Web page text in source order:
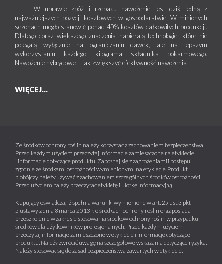
W uprawie zbóż i rzepaku nawożenie jest dziś jedną z
najważniejszych pozycji kosztowych w gospodarstwie. W minionych
sezonach mogło stanowić ponad 40% kosztów całkowitych produkcji.
Dlatego coraz większego znaczenia nabierają technologie, które nie
polegają wyłącznie na ograniczaniu dawek, ale na lepszym
wykorzystaniu każdego kilograma składnika pokarmowego.
Nawożenie hybrydowe – jak zwiększyć efektywność nawożenia
WIĘCEJ...
Ze środków ochrony roślin należy korzystać z zachowaniem bezpieczeństwa.
Przed każdym użyciem przeczytaj informacje zamieszczone na etykiecie
i informacje dotyczące produktu. Zapoznaj się z zagrożeniami i postępuj
zgodnie ze środkami ostrożności wymienionymi na etykiecie. Produkt
biobójczy należy używać z zachowaniem szczególnych środków ostrożności.
Przed użyciem należy przeczytać etykietę i ulotkę informacyjną.
Kupujący oświadcza, iż spełnia warunki wymienione w art. 25 ust.3 pkt
5 ustawy z dnia 8 marca 2013 r. o środkach ochrony roślin oraz posiada
przeszkolenie w zakresie stosowania środków ochrony roślin w przypadku
środków dla użytkowników profesjonalnych. Przed każdym użyciem
przeczytaj informacje zamieszczone w etykiecie i informacje dotyczące
produktu. Należy zwrócić uwagę na szczegółowe wskazania dotyczące ryzyka.
Należy stosować się do zasad bezpieczeństwa zawartych w etykiecie.